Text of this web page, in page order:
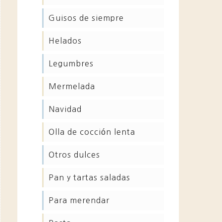
guisos de siempre
helados
legumbres
mermelada
navidad
olla de cocción lenta
otros dulces
pan y tartas saladas
para merendar